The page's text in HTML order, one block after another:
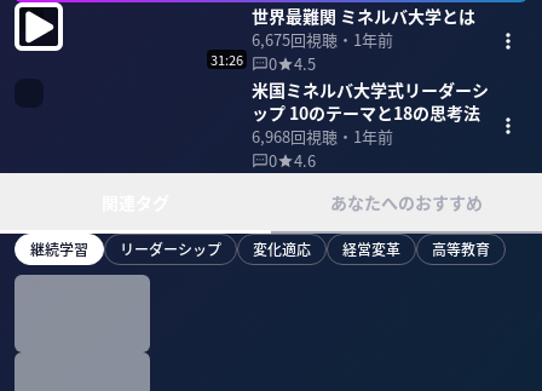
世界最難関 ミネルバ大学とは
6,675回視聴・ 1年前
0
4.5
31:26
米国ミネルバ大学式リーダーシ
ップ 10のテーマと18の思考法
6,968回視聴・ 1年前
0
4.6
あなたへのおすすめ
継続学習 リーダーシップ 変化適応 経営変革 高等教育